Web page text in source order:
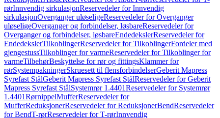
rørInnvendig sirkulasjonReservedeler for Innvendig
sirkulasjonOverganger uløseligeReservedeler for Overganger
uløseligeOverganger og forbindelser, løsbareReservedeler for
Overganger og forbindelser, løsbareEndedekslerReservedeler for
EndedekslerTilkoblingerReservedeler for TilkoblingerFordeler med
gjengestussTilkoblinger for varmeReservedeler for Tilkoblinger for
varmeTilbehørBeskyttelse for rør og fittingsKlammer for
rørSystempakningerSkruesett til flensforbindelserGeberit Mapress
Syrefast StålGeberit Mapress Syrefast StålReservedeler for Geberit
Mapress Syrefast StålSystemrør 1.4401Reservedeler for Systemrør
1.4401RørnippelMufferReservedeler for
MufferReduksjonerReservedeler for ReduksjonerBendReservedeler
for BendT-rørReservedeler for T-rørInnvendig